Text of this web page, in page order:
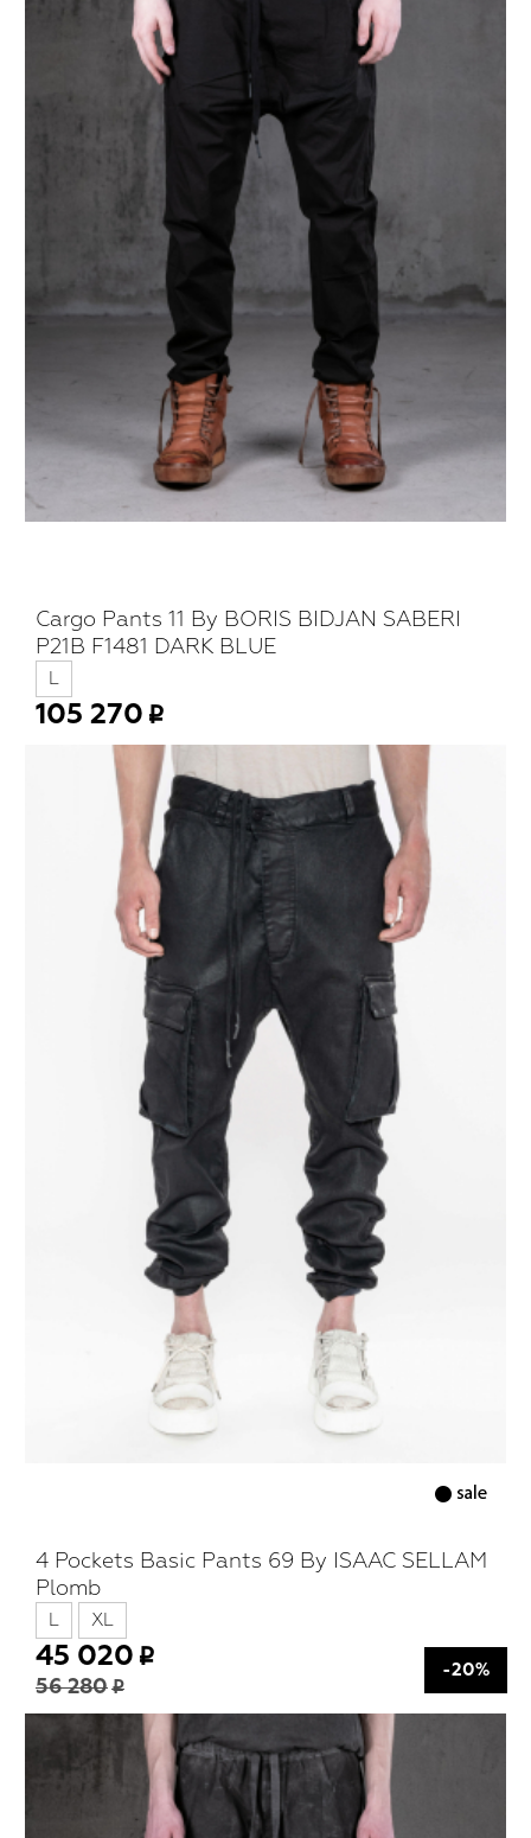
Cargo Pants 11 By BORIS BIDJAN SABERI
P21B F1481 DARK BLUE
L
105 270
4 Pockets Basic Pants 69 By ISAAC SELLAM
Plomb
L XL
45 020
56 280
-20%